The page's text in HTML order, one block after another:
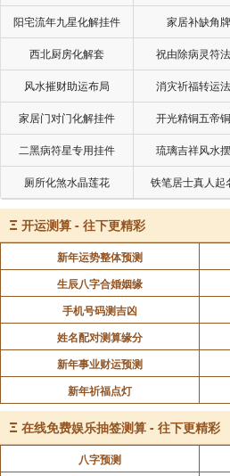
阳宅流年九星化解挂件 家居补缺角牌
西北厨房化解套 祝由除病灵符
风水摧财助运布局 消灾祈福转运
家居门对门化解挂件 开光精铜五帝
二黑病符星专用挂件 琉璃吉祥风水
厕所化煞水晶莲花 铁笔居士真人起
Ξ 开运测算 - 往下更精彩
新年运势整体预测
生辰八字合婚姻缘
手机号码测吉凶
姓名配对测算缘分
新年事业财运预测
新年祈福点灯
Ξ 在线免费娱乐抽签测算 - 往下更精彩
八字预测